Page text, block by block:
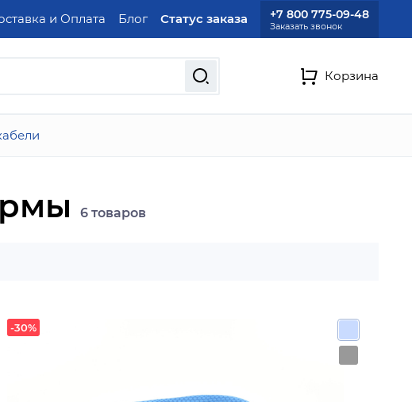
и Оплата Блог Статус заказа +7 800 775-09-48
Заказать звонок
Корзина
6 товаров
-30%